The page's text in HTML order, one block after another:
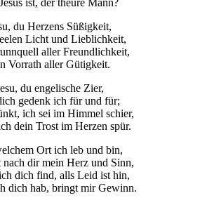
ist, der theure Mann?
du Herzens Süßigkeit,
Licht und Lieblichkeit,
aller Freundlichkeit,
Vorrath aller Gütigkeit.
du engelische Zier,
gedenk ich für und für;
ich sei im Himmel schier,
dein Trost im Herzen spür.
Ort ich leb und bin,
nach dir mein Herz und Sinn,
dich find, alls Leid ist hin,
dich hab, bringt mir Gewinn.